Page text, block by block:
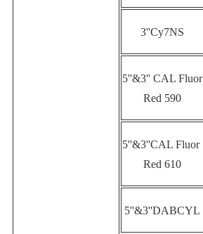
3''Cy7NS
5''&3'' CAL Fluor
Red 590
5''&3''CAL Fluor
Red 610
5''&3''DABCYL